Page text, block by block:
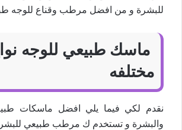
للبشرة و من افضل مرطب وقناع للوجه
ماسك طبيعي للوجه
مختلفه
نقدم لكي فيما يلي افضل ماسكات
والبشرة و تستخدم ك مرطب طبيعي